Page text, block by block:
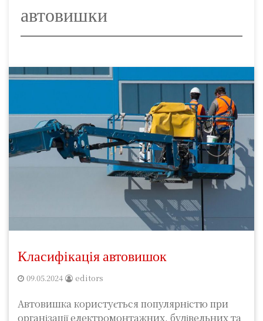
автовишки
Класифікація автовишок
09.05.2024 editors
Автовишка користується популярністю при
організації електромонтажних, будівельних та